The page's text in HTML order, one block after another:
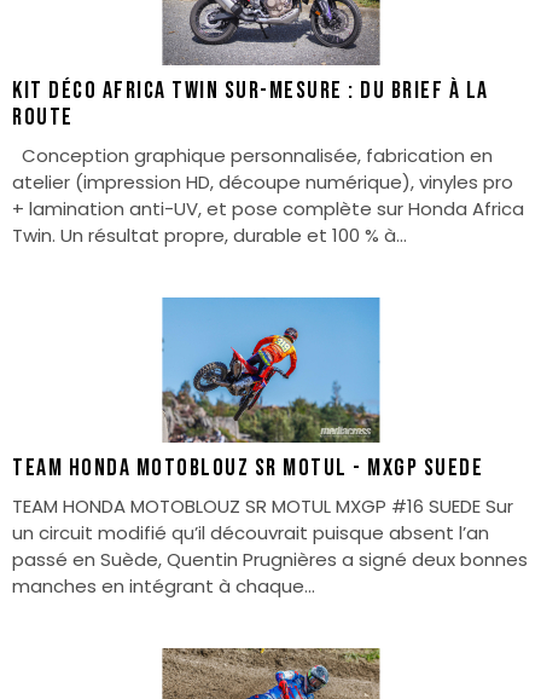
Kit déco Africa Twin sur-mesure : du brief à la
route
Conception graphique personnalisée, fabrication en
atelier (impression HD, découpe numérique), vinyles pro
+ lamination anti-UV, et pose complète sur Honda Africa
Twin. Un résultat propre, durable et 100 % à...
TEAM HONDA MOTOBLOUZ SR MOTUL - MXGP SUEDE
TEAM HONDA MOTOBLOUZ SR MOTUL MXGP #16 SUEDE Sur
un circuit modifié qu’il découvrait puisque absent l’an
passé en Suède, Quentin Prugnières a signé deux bonnes
manches en intégrant à chaque...